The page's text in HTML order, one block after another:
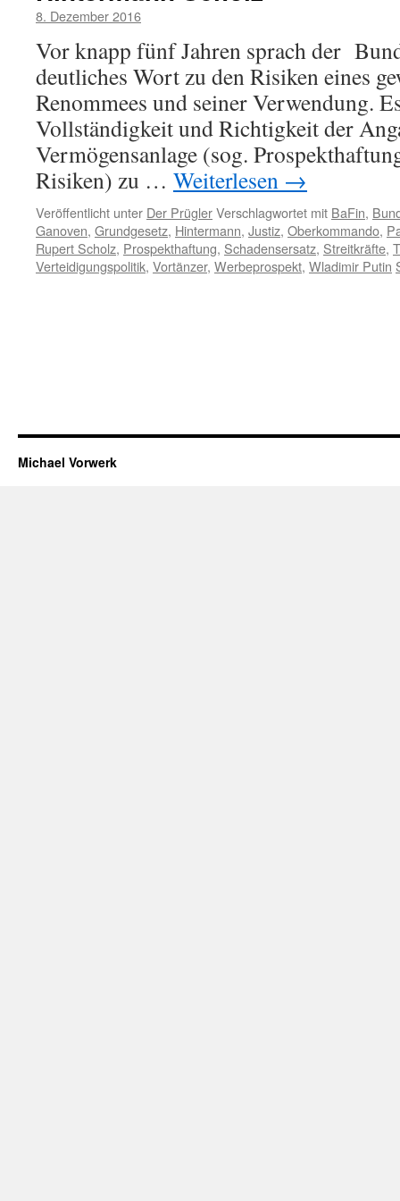
8. Dezember 2016
Vor knapp fünf Jahren sprach der
deutliches Wort zu den Risiken eines
Renommees und seiner Verwendung.
Vollständigkeit und Richtigkeit der
Vermögensanlage (sog.
Risiken) zu … Weiterlesen →
Veröffentlicht unter Der PrüglerVerschlagwortet mit BaFin,
Ganoven, Grundgesetz, Hintermann, Justiz, Oberkommando,
Rupert Scholz, Prospekthaftung, Schadensersatz, Streitkräfte,
Verteidigungspolitik, Vortänzer, Werbeprospekt, Wladimir Putin
Michael Vorwerk